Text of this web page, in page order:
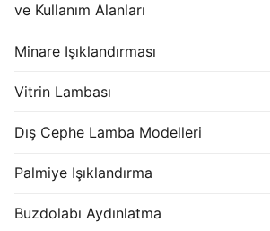
ve Kullanım Alanları
Minare Işıklandırması
Vitrin Lambası
Dış Cephe Lamba Modelleri
Palmiye Işıklandırma
Buzdolabı Aydınlatma